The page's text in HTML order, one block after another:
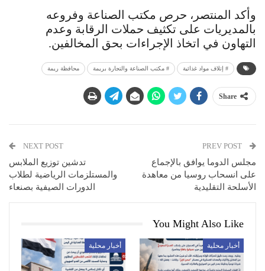
وأكد المنتصر، حرص مكتب الصناعة وفروعه
بالمديريات على تكثيف حملات الرقابة وعدم
التهاون في اتخاذ الإجراءات بحق المخالفين.
# إتلاف مواد غذائية # مكتب الصناعة والتجارة بريمة محافظة ريمة
Share
مجلس الدوما يوافق بالإجماع
على انسحاب روسيا من معاهدة
الأسلحة التقليدية
NEXT POST
تدشين توزيع الملابس
والمستلزمات الرياضية لطلاب
الدورات الصيفية بصنعاء
You Might Also Like
أخبار محلية أخبار محلية